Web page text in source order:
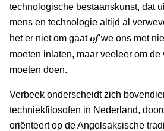
technologische bestaanskunst, dat
mens en technologie altijd al
het er niet om gaatofwe ons met
moeten inlaten, maar veeleer om de
moeten doen.
Verbeek onderscheidt zich
techniekfilosofen in Nederland,
oriënteert op de Angelsaksische